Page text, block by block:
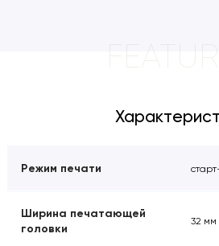
Режим печати
Ширина печатающей
головки
32 мм